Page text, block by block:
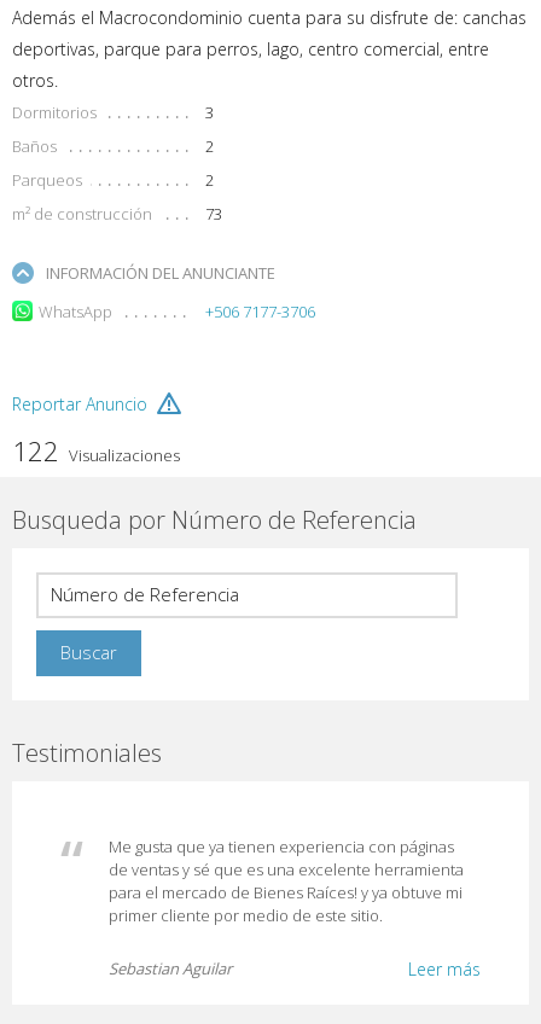
Además el Macrocondominio cuenta para su disfrute de: canchas
deportivas, parque para perros, lago, centro comercial, entre
otros.
Dormitorios
3
Baños
2
Parqueos
2
m² de construcción
73
INFORMACIÓN DEL ANUNCIANTE
WhatsApp
+506 7177-3706
Reportar Anuncio
122 Visualizaciones
Busqueda por Número de Referencia
Testimoniales
Me gusta que ya tienen experiencia con páginas
de ventas y sé que es una excelente herramienta
para el mercado de Bienes Raíces! y ya obtuve mi
primer cliente por medio de este sitio.
Leer más
Sebastian Aguilar